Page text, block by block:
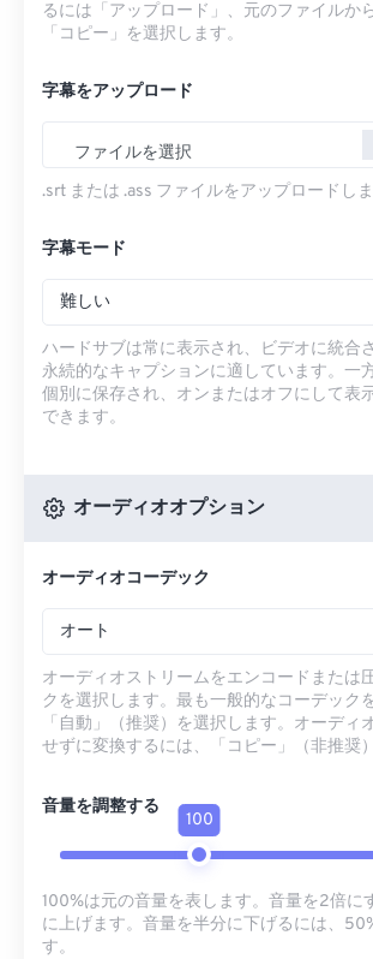
るには「アップロード」、元のファイルか
「コピー」を選択します。
字幕をアップロード
ファイルを選択
.srt または .ass ファイルをアップロードしま
字幕モード
難しい
ハードサブは常に表示され、ビデオに統合
永続的なキャプションに適しています。一
個別に保存され、オンまたはオフにして表
できます。
オーディオオプション
オーディオコーデック
オート
オーディオストリームをエンコードまたは
クを選択します。最も一般的なコーデック
「自動」（推奨）を選択します。オーディ
せずに変換するには、「コピー」（非推奨
音量を調整する
100
100%は元の音量を表します。音量を2倍に
に上げます。音量を半分に下げるには、
す。